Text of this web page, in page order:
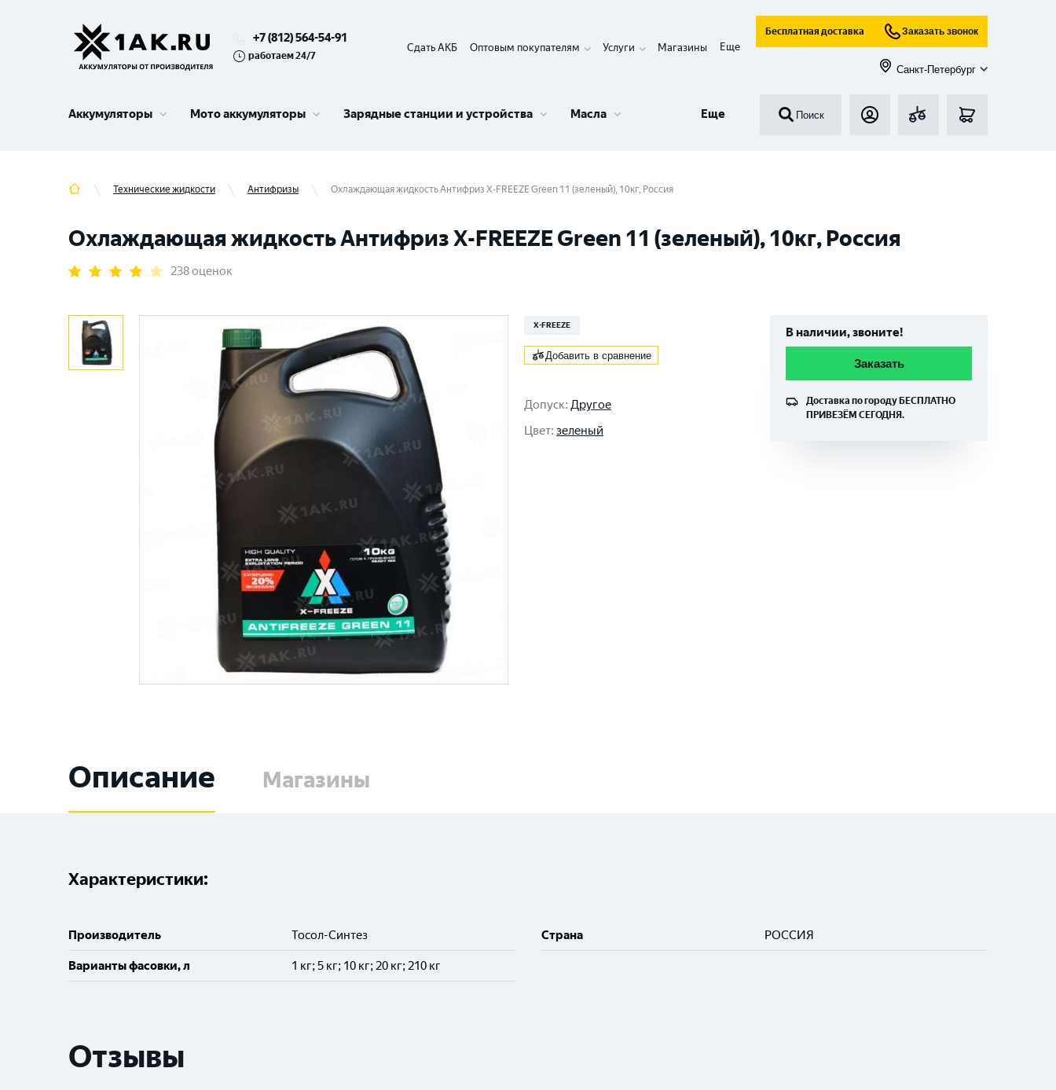
+7 (812) 564-54-91
работаем 24/7
Сдать АКБ Оптовым покупателям Услуги Магазины Еще
Бесплатная доставка Заказать звонок
Санкт-Петербург
Аккумуляторы Мото аккумуляторы Зарядные станции и устройства Масла Еще Поиск
Технические жидкости Антифризы Охлаждающая жидкость Антифриз X-FREEZE Green 11 (зеленый), 10кг, Россия
Охлаждающая жидкость Антифриз X-FREEZE Green 11 (зеленый), 10кг, Россия
238 оценок
X-FREEZE
Добавить в сравнение
Допуск: Другое
Цвет: зеленый
В наличии, звоните!
Заказать
Доставка по городу БЕСПЛАТНО
ПРИВЕЗЁМ СЕГОДНЯ.
Описание Магазины
Характеристики:
Производитель Тосол-Синтез
Варианты фасовки, л 1 кг; 5 кг; 10 кг; 20 кг; 210 кг
Cтрана РОССИЯ
Отзывы